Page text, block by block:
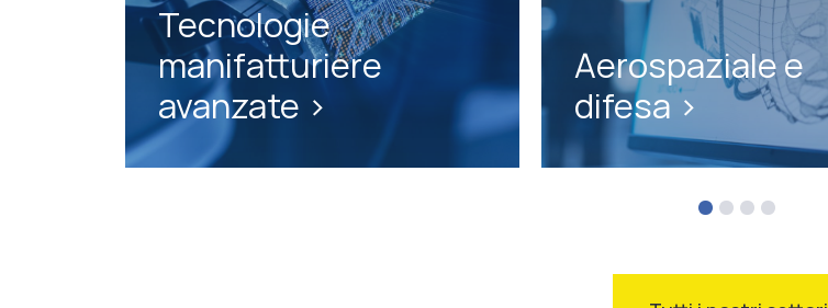
Tecnologie
manifatturiere
avanzate >
Aerospaziale e
difesa >